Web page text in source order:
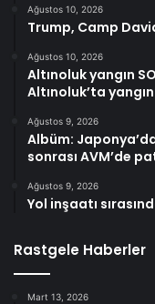
Ağustos 10, 2026
Trump, Camp
Ağustos 10, 2026
Altınoluk yangın
Altınoluk’ta
Ağustos 9, 2026
Albüm:
sonrası AVM’de
Ağustos 9, 2026
Yol inşaatı
Rastgele Haberler
Mart 13, 2026